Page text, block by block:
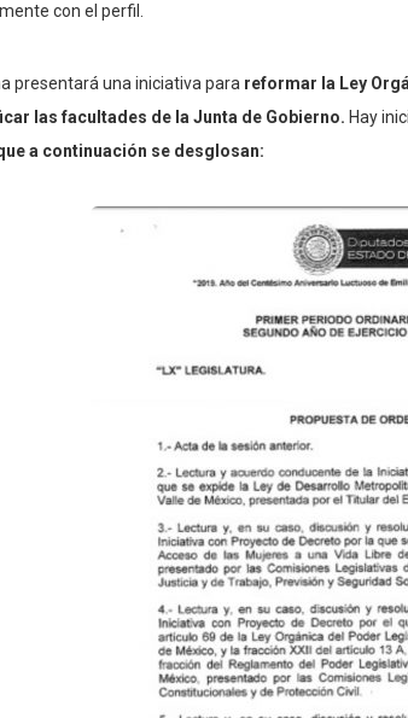
con el perfil.
presentará una iniciativa para reformar la Ley
las facultades de la Junta de Gobierno. Hay
a continuación se desglosan: